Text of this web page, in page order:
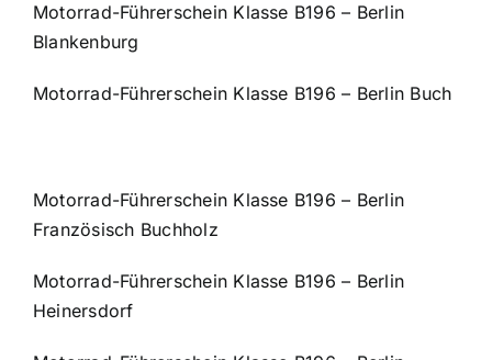
Motorrad-Führerschein Klasse B196 – Berlin
Blankenburg
Motorrad-Führerschein Klasse B196 – Berlin Buch
Motorrad-Führerschein Klasse B196 – Berlin
Französisch Buchholz
Motorrad-Führerschein Klasse B196 – Berlin
Heinersdorf